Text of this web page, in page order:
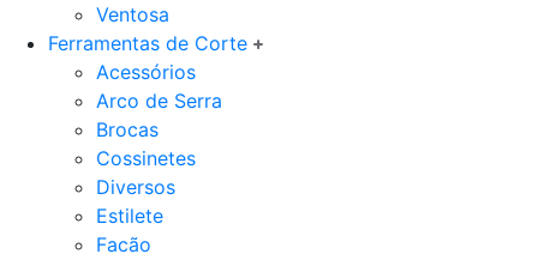
Ventosa
Ferramentas de Corte
Acessórios
Arco de Serra
Brocas
Cossinetes
Diversos
Estilete
Facão